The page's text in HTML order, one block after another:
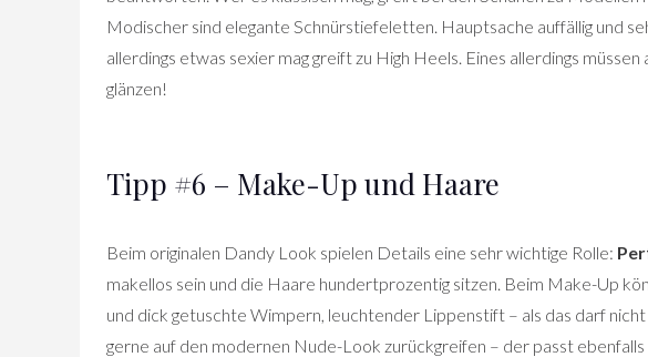
Modischer sind elegante Schnürstiefeletten. Hauptsache auffällig und
allerdings etwas sexier mag greift zu High Heels. Eines allerdings
glänzen!
Tipp #6 – Make-Up und Haare
Beim originalen Dandy Look spielen Details eine sehr wichtige Rolle:
makellos sein und die Haare hundertprozentig sitzen. Beim Make-Up
und dick getuschte Wimpern, leuchtender Lippenstift – als das darf
gerne auf den modernen Nude-Look zurückgreifen – der passt ebenfalls